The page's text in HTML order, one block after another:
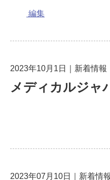
編集日
を
集
2023年10月1日 新着情報
メディカルジャ
2023年07月10日 新着情報